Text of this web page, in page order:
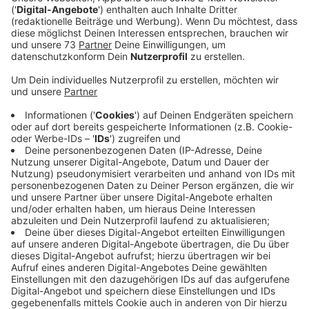
professionell aufgearbeitet werden.
Veröffentlicht:Freitag, 18.12.2020 13:00
Comedy
Jogis Sprachnachricht: "FIFA-Weltfußballer"